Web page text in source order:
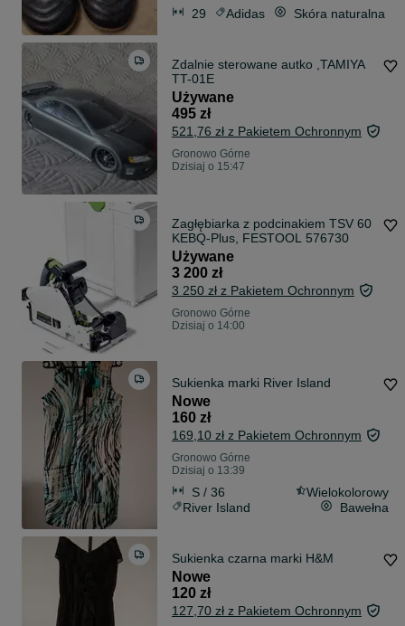
29 Adidas Skóra naturalna
Zdalnie sterowane autko ,TAMIYA
TT-01E
Używane
495 zł
521,76 zł z Pakietem Ochronnym
Gronowo Górne
Dzisiaj o 15:47
Zagłębiarka z podcinakiem TSV 60
KEBQ-Plus, FESTOOL 576730
Używane
3 200 zł
3 250 zł z Pakietem Ochronnym
Gronowo Górne
Dzisiaj o 14:00
Sukienka marki River Island
Nowe
160 zł
169,10 zł z Pakietem Ochronnym
Gronowo Górne
Dzisiaj o 13:39
S / 36
Wielokolorowy
River Island
Bawełna
Sukienka czarna marki H&M
Nowe
120 zł
127,70 zł z Pakietem Ochronnym